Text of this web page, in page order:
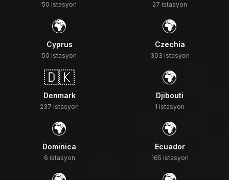
50 istasyon 27 istasyon
🌍
Cyprus
50 istasyon
🌍
Czechia
303 istasyon
🇩🇰
Denmark
237 istasyon
🌍
Djibouti
1 istasyon
🌍
Dominica
6 istasyon
🌍
Ecuador
165 istasyon